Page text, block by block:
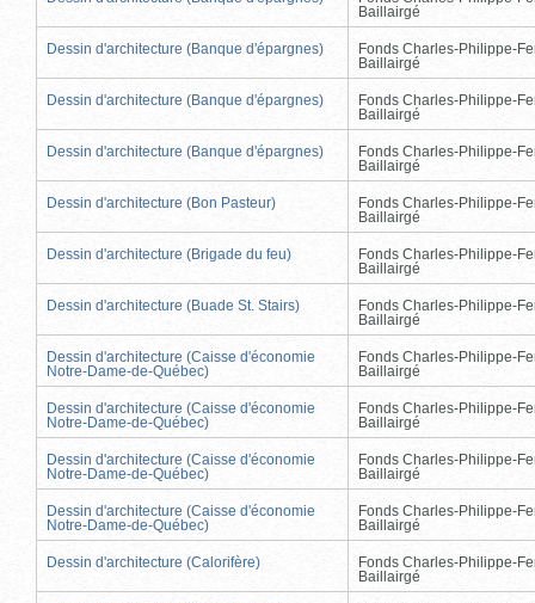
Baillairgé
Dessin d'architecture (Banque d'épargnes)
Fonds Charles-Philippe-
Baillairgé
Dessin d'architecture (Banque d'épargnes)
Fonds Charles-Philippe-
Baillairgé
Dessin d'architecture (Banque d'épargnes)
Fonds Charles-Philippe-
Baillairgé
Dessin d'architecture (Bon Pasteur)
Fonds Charles-Philippe-
Baillairgé
Dessin d'architecture (Brigade du feu)
Fonds Charles-Philippe-
Baillairgé
Dessin d'architecture (Buade St. Stairs)
Fonds Charles-Philippe-
Baillairgé
Dessin d'architecture (Caisse d'économie
Notre-Dame-de-Québec)
Fonds Charles-Philippe-
Baillairgé
Dessin d'architecture (Caisse d'économie
Notre-Dame-de-Québec)
Fonds Charles-Philippe-
Baillairgé
Dessin d'architecture (Caisse d'économie
Notre-Dame-de-Québec)
Fonds Charles-Philippe-
Baillairgé
Dessin d'architecture (Caisse d'économie
Notre-Dame-de-Québec)
Fonds Charles-Philippe-
Baillairgé
Dessin d'architecture (Calorifère)
Fonds Charles-Philippe-
Baillairgé